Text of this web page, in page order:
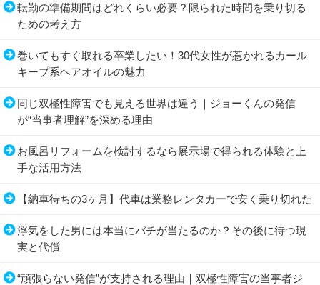
転勤の準備期間はどれくらい必要？限られた時間を乗り切る
ための考え方
巻いてもすぐ取れる卒業したい！30代女性が惹かれるカール
キープ系ヘアオイルの魅力
同じ双極性障害でも見える世界は違う｜ジョーくんの発信
が“当事者理解”を深める理由
お風呂リフォームを検討するなら展示場で得られる体験と上
手な活用方法
【納車待ちの3ヶ月】代車は業務レンタカーで安く乗り切れた
浮気をした男には本当にバチが当たるのか？その後に待つ現
実と代償
“頑張らない発信”が支持される理由｜双極性障害の当事者ジ